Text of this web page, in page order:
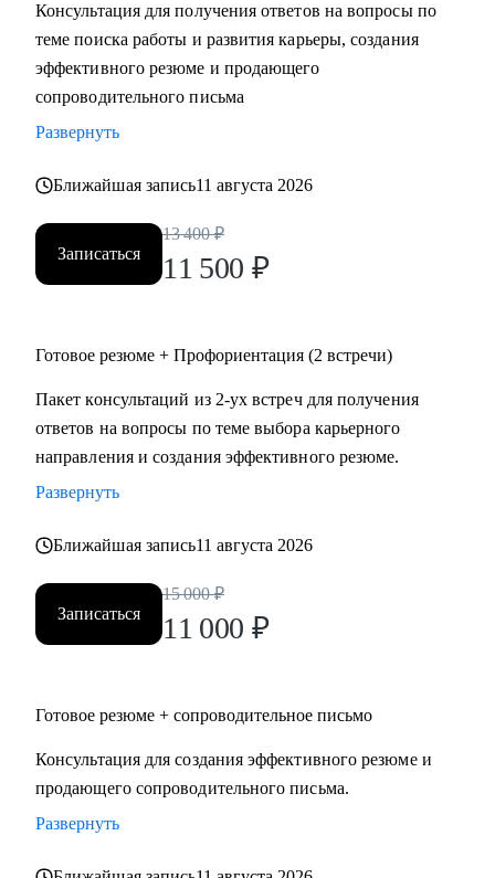
• туризм
Консультация для получения ответов на вопросы по
теме поиска работы и развития карьеры, создания
эффективного резюме и продающего
сопроводительного письма
Развернуть
Ближайшая запись11 августа 2026
Записаться
13 400 ₽
11 500 ₽
Готовое резюме + Профориентация (2 встречи)
Пакет консультаций из 2-ух встреч для получения
ответов на вопросы по теме выбора карьерного
направления и создания эффективного резюме.
Развернуть
Ближайшая запись11 августа 2026
Записаться
15 000 ₽
11 000 ₽
Готовое резюме + сопроводительное письмо
Консультация для создания эффективного резюме и
продающего сопроводительного письма.
Развернуть